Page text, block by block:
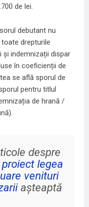
de lei.
debutant nu
drepturile
și indemnizații dispar
în coeficienții de
se află sporul de
pentru titlul
de hrană /
despre
proiect legea
venituri
așteaptă